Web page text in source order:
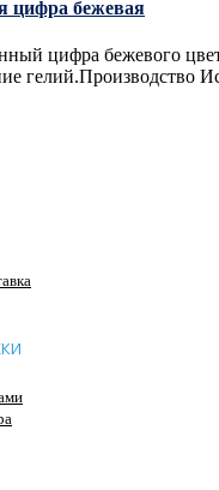
цифра бежевая
цифра бежевого
гелий.Производство